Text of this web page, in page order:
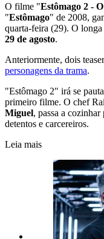
O filme "Estômago 2 -
"Estômago" de 2008,
quarta-feira (29). O longa
29 de agosto.
Anteriormente, dois
personagens da trama.
"Estômago 2" irá se
primeiro filme. O chef
Miguel, passa a
detentos e carcereiros.
Leia mais